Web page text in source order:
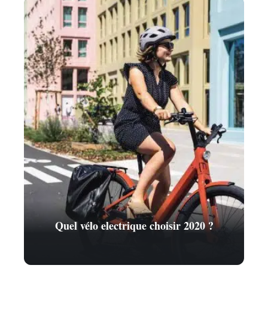
Quel vélo electrique choisir 2020 ?